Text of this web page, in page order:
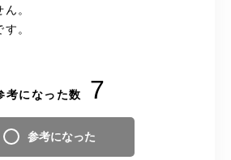
。
。
考になった数 7
参考になった